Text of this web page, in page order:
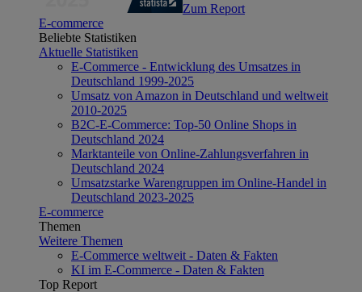
Zum Report
E-commerce
Beliebte Statistiken
Aktuelle Statistiken
E-Commerce - Entwicklung des Umsatzes in
Deutschland 1999-2025
Umsatz von Amazon in Deutschland und weltweit
2010-2025
B2C-E-Commerce: Top-50 Online Shops in
Deutschland 2024
Marktanteile von Online-Zahlungsverfahren in
Deutschland 2024
Umsatzstarke Warengruppen im Online-Handel in
Deutschland 2023-2025
E-commerce
Themen
Weitere Themen
E-Commerce weltweit - Daten & Fakten
KI im E-Commerce - Daten & Fakten
Top Report